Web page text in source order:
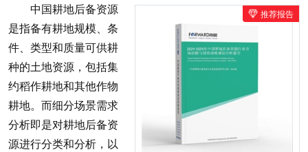
推荐报告
中国耕地后备资源
是指备有耕地规模、条
件、类型和质量可供耕
种的土地资源，包括集
约稻作耕地和其他作物
耕地。而细分场景需求
分析即是对耕地后备资
源进行分类和分析，以